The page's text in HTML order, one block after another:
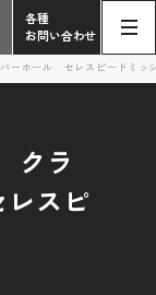
各種
お問い合わせ
ーホール セレスピードミッ
クラ
スピ